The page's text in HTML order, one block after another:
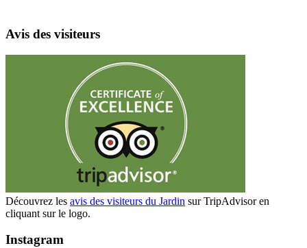
Avis des visiteurs
Découvrez les avis des visiteurs du Jardin sur TripAdvisor en
cliquant sur le logo.
Instagram